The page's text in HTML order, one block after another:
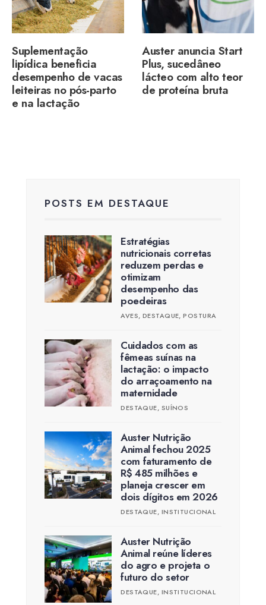
Suplementação
lipídica beneficia
desempenho de vacas
leiteiras no pós-parto
e na lactação
Auster anuncia Start
Plus, sucedâneo
lácteo com alto teor
de proteína bruta
POSTS EM DESTAQUE
Estratégias
nutricionais corretas
reduzem perdas e
otimizam
desempenho das
poedeiras
AVES, DESTAQUE,POSTURA
Cuidados com as
fêmeas suínas na
lactação: o impacto
do arraçoamento na
maternidade
DESTAQUE, SUÍNOS
Auster Nutrição
Animal fechou 2025
com faturamento de
R$ 485 milhões e
planeja crescer em
dois dígitos em 2026
DESTAQUE, INSTITUCIONAL
Auster Nutrição
Animal reúne líderes
do agro e projeta o
futuro do setor
DESTAQUE, INSTITUCIONAL